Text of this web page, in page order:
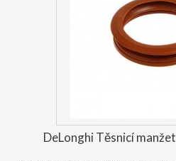
DeLonghi Těsnicí